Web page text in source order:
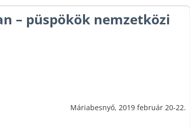
– püspökök nemzetközi
Máriabesnyő, 2019 február 20-22.